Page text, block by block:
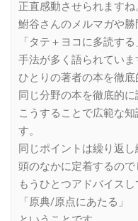
正直感動させられますね
鮒谷さんのメルマガや勝
「タテ＋ヨコに多読する
手法が多く語られていま
ひとりの著者の本を徹底
同じ分野の本を徹底的に
こうすることで広範な
す。
同じポイントは繰り返し
頭のなかに定着するので
もうひとつアドバイスし
「原典/原点にあたる」